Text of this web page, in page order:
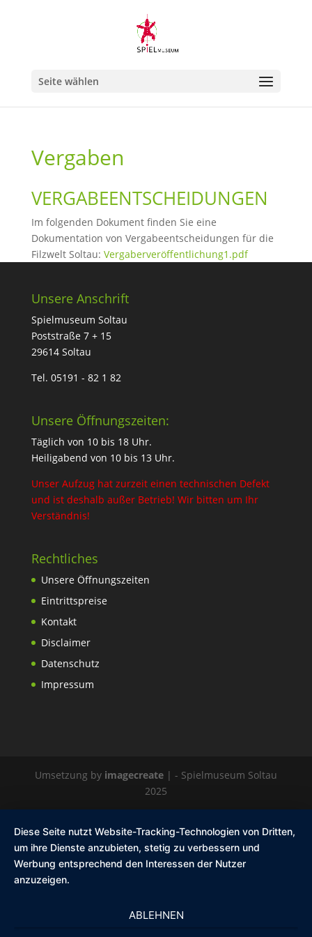
Seite wählen
Vergaben
VERGABEENTSCHEIDUNGEN
Im folgenden Dokument finden Sie eine
Dokumentation von Vergabeentscheidungen für die
Filzwelt Soltau: Vergaberveröffentlichung1.pdf
Unsere Anschrift
Spielmuseum Soltau
Poststraße 7 + 15
29614 Soltau
Tel. 05191 - 82 1 82
Unsere Öffnungszeiten:
Täglich von 10 bis 18 Uhr.
Heiligabend von 10 bis 13 Uhr.
Unser Aufzug hat zurzeit einen technischen Defekt
und ist deshalb außer Betrieb! Wir bitten um Ihr
Verständnis!
Rechtliches
Unsere Öffnungszeiten
Eintrittspreise
Kontakt
Disclaimer
Datenschutz
Impressum
Umsetzung by imagecreate| - Spielmuseum Soltau
2025
Diese Seite nutzt Website-Tracking-Technologien von Dritten,
um ihre Dienste anzubieten, stetig zu verbessern und
Werbung entsprechend den Interessen der Nutzer
anzuzeigen.
ABLEHNEN